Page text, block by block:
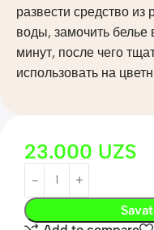
развести средство из
воды, замочить белье
минут, после чего
использовать на
23.000 UZS